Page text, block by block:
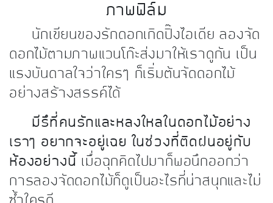
ภาพฟิล์ม
นักเขียนของรักดอกเกิดปิ๊งไอเดีย ลองจัด
ดอกไม้ตามภาพแวนโก๊ะส่งมาให้เราดูกัน เป็น
แรงบันดาลใจว่าใครๆ ก็เริ่มต้นจัดดอกไม้
อย่างสร้างสรรค์ได้
มีรึที่คนรักและหลงใหลในดอกไม้อย่าง
เราๆ อยากจะอยู่เฉย ในช่วงที่ติดฝนอยู่กับ
ห้องอย่างนี้ เมื่อฉุกคิดไปมาก็พอนึกออกว่า
การลองจัดดอกไม้ก็ดูเป็นอะไรที่น่าสนุกและไม่